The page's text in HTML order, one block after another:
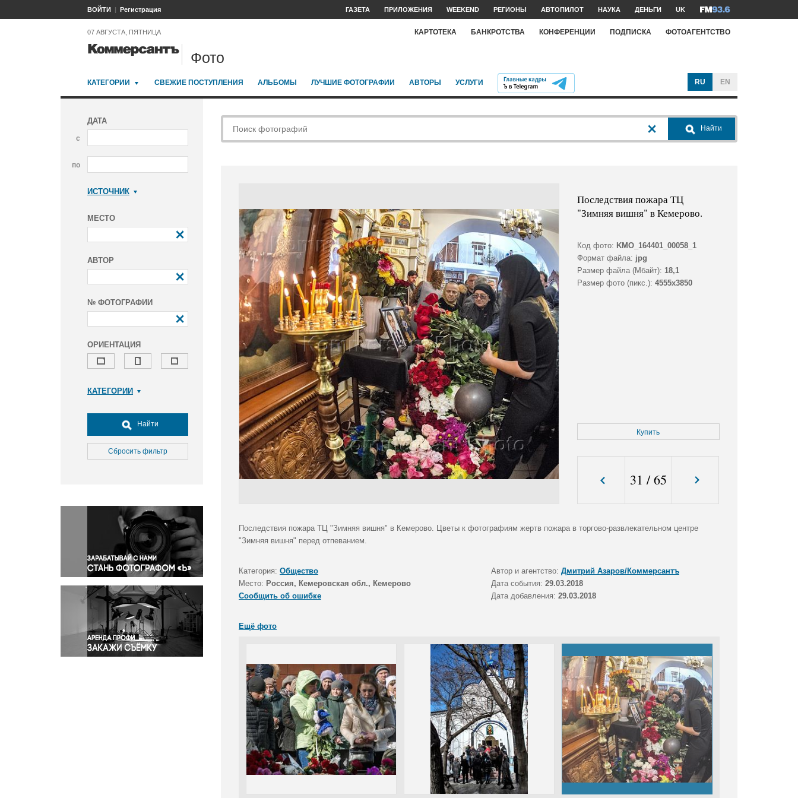
ВОЙТИ Регистрация ГАЗЕТА ПРИЛОЖЕНИЯ WEEKEND РЕГИОНЫ АВТОПИЛОТ НАУКА ДЕНЬГИ UK
07 АВГУСТА, ПЯТНИЦА КАРТОТЕКА БАНКРОТСТВА КОНФЕРЕНЦИИ ПОДПИСКА ФОТОАГЕНТСТВО
Фото
КАТЕГОРИИ СВЕЖИЕ ПОСТУПЛЕНИЯ АЛЬБОМЫ ЛУЧШИЕ ФОТОГРАФИИ АВТОРЫ УСЛУГИ RU EN
ДАТА
с
по
ИСТОЧНИК
МЕСТО
АВТОР
№ ФОТОГРАФИИ
ОРИЕНТАЦИЯ
КАТЕГОРИИ
Досуг, туризм и отдых
Культура
Медицина
Окружающая среда
Политика
Правосудие
Происшествия и конфликты
Религия
Светская жизнь
Спорт
Экология
Экономика и бизнес
Найти
Сбросить фильтр
Найти
Последствия пожара ТЦ
"Зимняя вишня" в Кемерово.
Код фото: KMO_164401_00058_1
Формат файла: jpg
Размер файла (Мбайт): 18,1
Размер фото (пикс.): 4555x3850
Купить
31 /65
Последствия пожара ТЦ "Зимняя вишня" в Кемерово. Цветы к фотографиям жертв пожара в торгово-развлекательном центре
"Зимняя вишня" перед отпеванием.
Категория: Общество Автор и агентство: Дмитрий Азаров/Коммерсантъ
Место: Россия, Кемеровская обл., Кемерово Дата события: 29.03.2018
Сообщить об ошибке
Дата добавления: 29.03.2018
Ещё фото